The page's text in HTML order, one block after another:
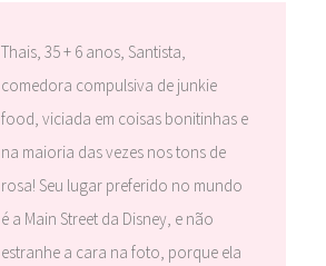
Thais, 35 + 6 anos, Santista,
comedora compulsiva de junkie
food, viciada em coisas bonitinhas e
na maioria das vezes nos tons de
rosa! Seu lugar preferido no mundo
é a Main Street da Disney, e não
estranhe a cara na foto, porque ela